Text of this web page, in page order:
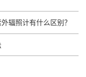
辐照计有什么区别？